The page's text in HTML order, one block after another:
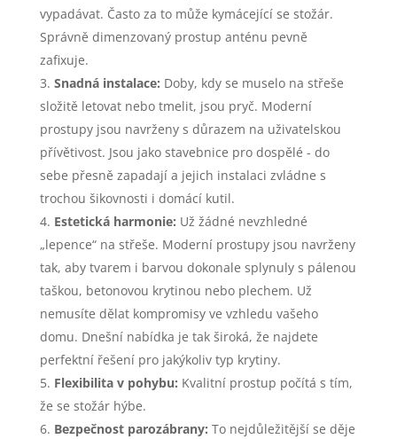
vypadávat. Často za to může kymácející se stožár.
Správně dimenzovaný prostup anténu pevně
zafixuje.
Snadná instalace: Doby, kdy se muselo na střeše
složitě letovat nebo tmelit, jsou pryč. Moderní
prostupy jsou navrženy s důrazem na uživatelskou
přívětivost. Jsou jako stavebnice pro dospělé - do
sebe přesně zapadají a jejich instalaci zvládne s
trochou šikovnosti i domácí kutil.
Estetická harmonie: Už žádné nevzhledné
„lepence“ na střeše. Moderní prostupy jsou navrženy
tak, aby tvarem i barvou dokonale splynuly s pálenou
taškou, betonovou krytinou nebo plechem. Už
nemusíte dělat kompromisy ve vzhledu vašeho
domu. Dnešní nabídka je tak široká, že najdete
perfektní řešení pro jakýkoliv typ krytiny.
Flexibilita v pohybu: Kvalitní prostup počítá s tím,
že se stožár hýbe.
Bezpečnost parozábrany: To nejdůležitější se děje